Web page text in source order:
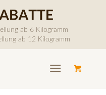
ab 6 Kilogramm
ab 12 Kilogramm